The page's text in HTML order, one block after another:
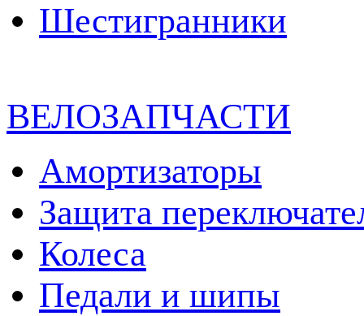
Шестигранники
ВЕЛОЗАПЧАСТИ
Амортизаторы
Защита
Колеса
Педали и шипы